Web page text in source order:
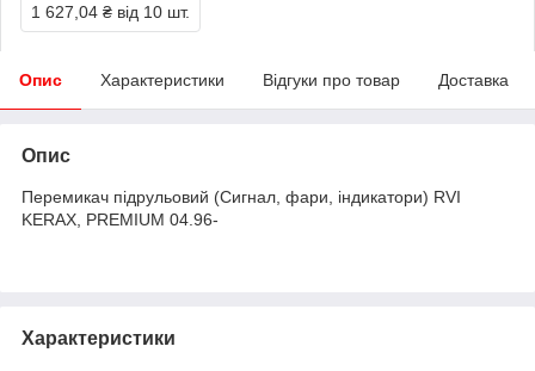
1 627,04 ₴ від 10 шт.
Опис Характеристики Відгуки про товар Доставка
Опис
Перемикач підрульовий (Сигнал, фари, індикатори) RVI
KERAX, PREMIUM 04.96-
Характеристики